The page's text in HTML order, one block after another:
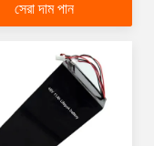
সেরা দাম পান